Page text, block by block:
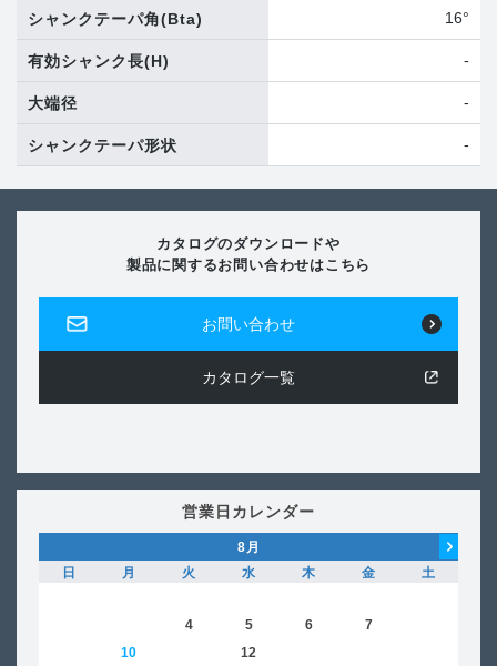
シャンクテーパ角(Bta) 16°
有効シャンク長(H) -
大端径 -
シャンクテーパ形状 -
カタログのダウンロードや
製品に関するお問い合わせはこちら
お問い合わせ
カタログ一覧
営業日カレンダー
8月
日
月 火 水 木 金
土
4 5 6 7
10 12